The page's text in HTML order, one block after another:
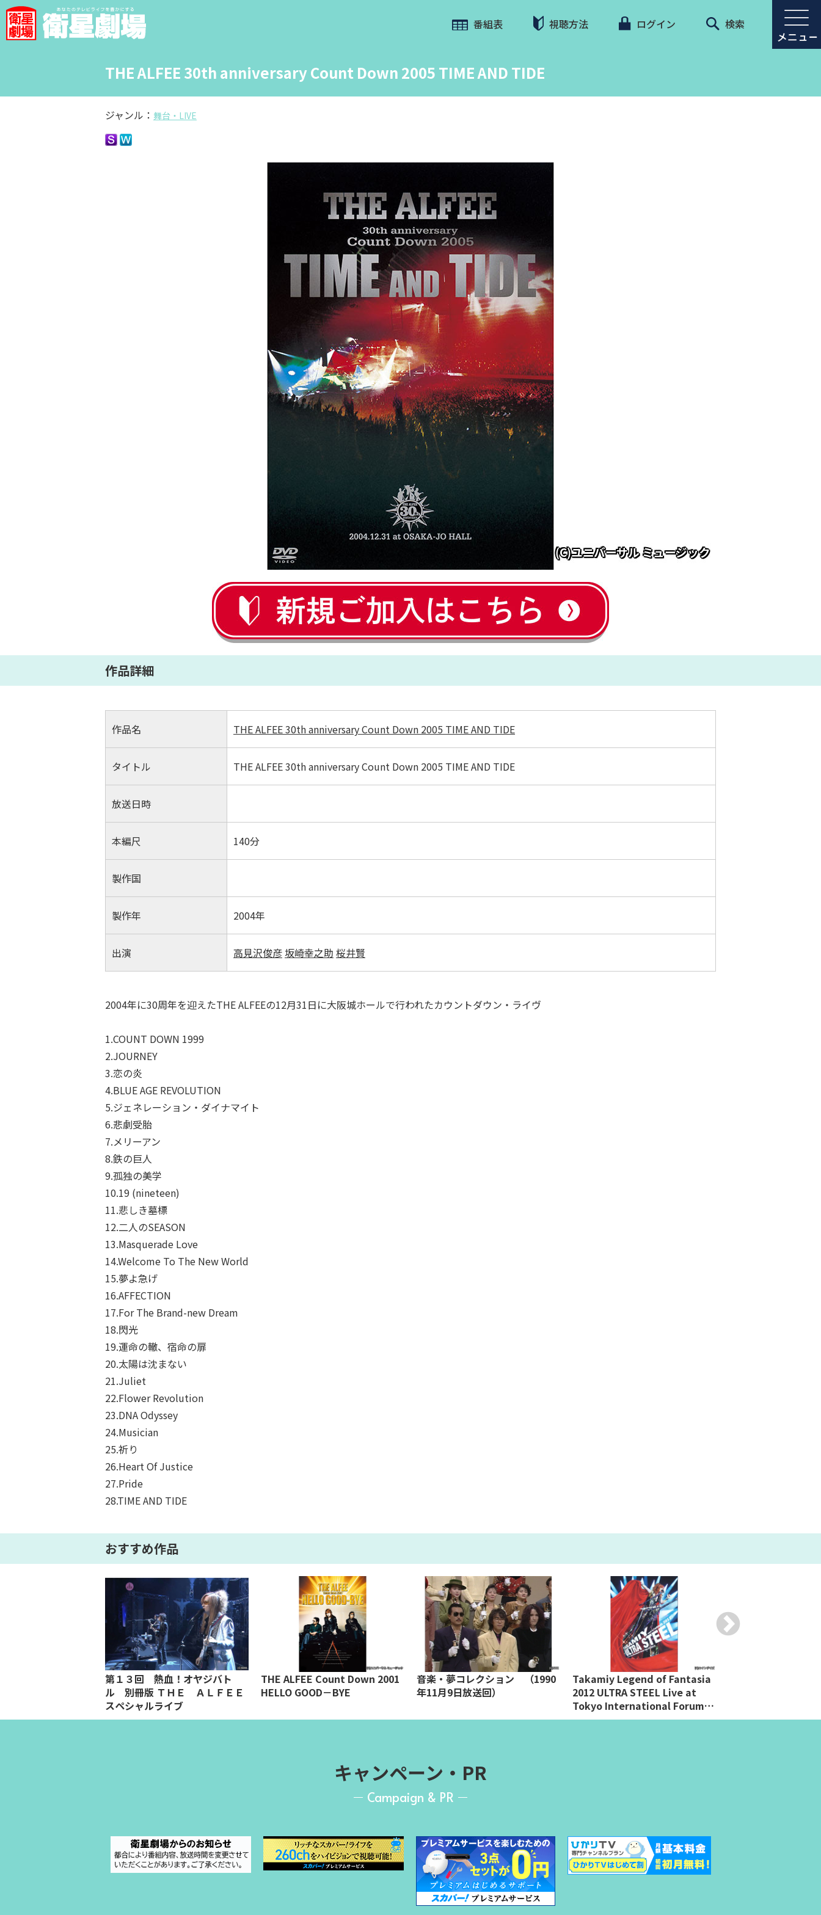
番組表 視聴方法 ログイン 検索
THE ALFEE 30th anniversary Count Down 2005 TIME AND TIDE
ジャンル： 舞台・LIVE
作品詳細
作品名 THE ALFEE 30th anniversary Count Down 2005 TIME AND TIDE
タイトル THE ALFEE 30th anniversary Count Down 2005 TIME AND TIDE
放送日時
本編尺 140分
製作国
製作年 2004年
出演 高見沢俊彦坂崎幸之助 桜井賢
2004年に30周年を迎えたTHE ALFEEの12月31日に大阪城ホールで行われたカウントダウン・ライヴ
1.COUNT DOWN 1999
2.JOURNEY
3.恋の炎
4.BLUE AGE REVOLUTION
5.ジェネレーション・ダイナマイト
6.悲劇受胎
7.メリーアン
8.鉄の巨人
9.孤独の美学
10.19 (nineteen)
11.悲しき墓標
12.二人のSEASON
13.Masquerade Love
14.Welcome To The New World
15.夢よ急げ
16.AFFECTION
17.For The Brand-new Dream
18.閃光
19.運命の轍、宿命の扉
20.太陽は沈まない
21.Juliet
22.Flower Revolution
23.DNA Odyssey
24.Musician
25.祈り
26.Heart Of Justice
27.Pride
28.TIME AND TIDE
おすすめ作品
し
第１３回 熱血！オヤジバト
ル 別冊版 ＴＨＥ ＡＬＦＥＥ
スペシャルライブ
THE ALFEE Count Down 2001
HELLO GOOD－BYE
音楽・夢コレクション （1990
年11月9日放送回）
Takamiy Legend of Fantasia
2012 ULTRA STEEL Live at
Tokyo International Forum
Sep.01.2012
キャンペーン・PR
Campaign & PR